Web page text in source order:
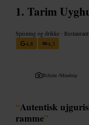
Tarim
Spisning og drikke • Restaurant
4,8
4,3
Billede /Mindtrip
“Autentisk
ramme”